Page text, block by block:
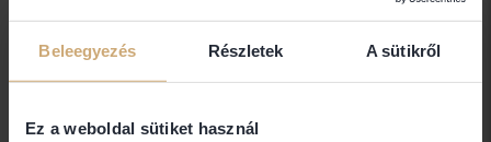
Beleegyezés Részletek A sütikről
Ez a weboldal sütiket használ
Budapest / 2. kerület /749 ügyvéd